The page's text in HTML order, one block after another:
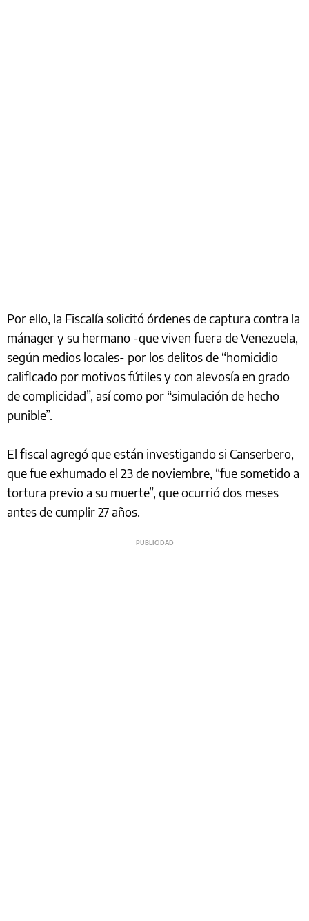
Por ello, la Fiscalía solicitó órdenes de captura contra la
mánager y su hermano -que viven fuera de Venezuela,
según medios locales- por los delitos de “homicidio
calificado por motivos fútiles y con alevosía en grado
de complicidad”, así como por “simulación de hecho
punible”.
El fiscal agregó que están investigando si Canserbero,
que fue exhumado el 23 de noviembre, “fue sometido a
tortura previo a su muerte”, que ocurrió dos meses
antes de cumplir 27 años.